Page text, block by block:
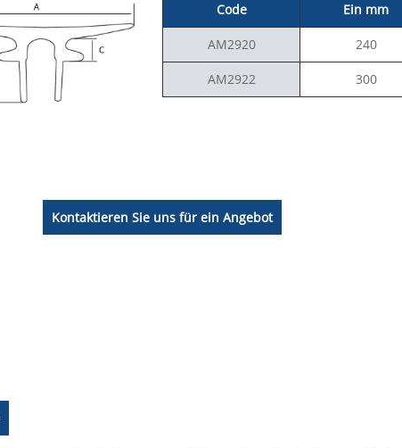
Code Ein mm
AM2920 240
AM2922 300
Kontaktieren Sie uns für ein Angebot